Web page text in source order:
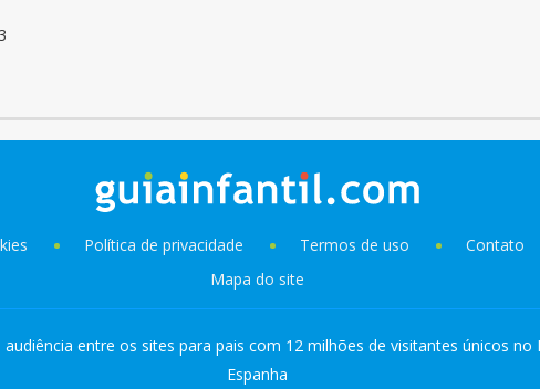
Política de privacidade Termos de uso Contato
Mapa do site
entre os sites para pais com 12 milhões de visitantes únicos no
Espanha